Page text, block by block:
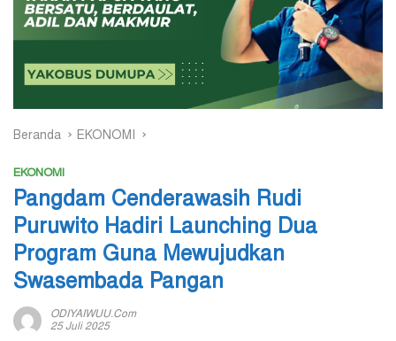
Beranda EKONOMI
EKONOMI
Pangdam Cenderawasih Rudi
Puruwito Hadiri Launching Dua
Program Guna Mewujudkan
Swasembada Pangan
ODIYAIWUU.com
25 Juli 2025